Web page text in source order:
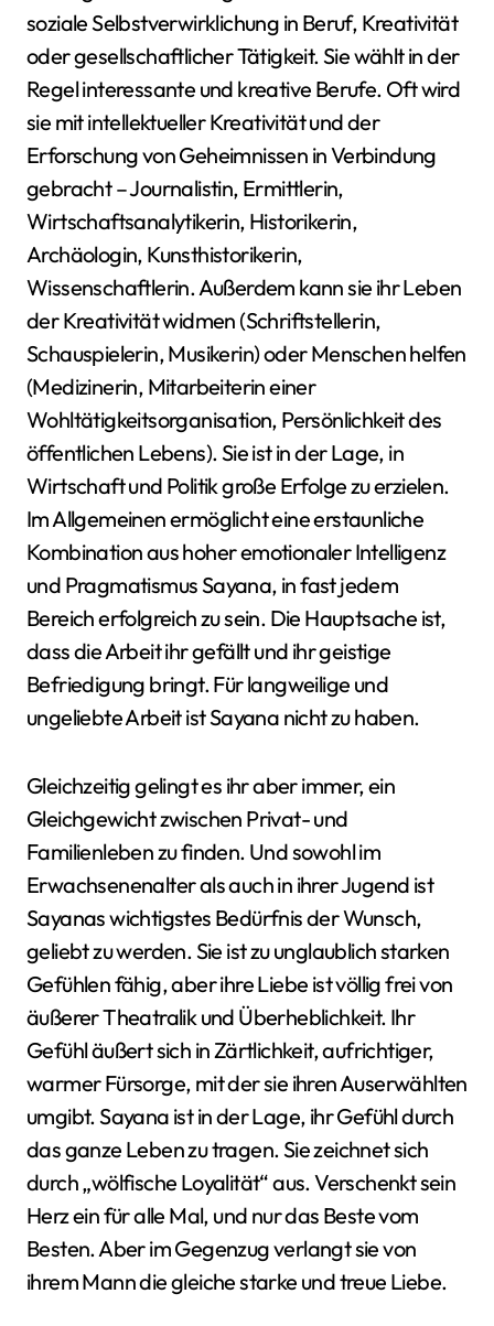
soziale Selbstverwirklichung in Beruf, Kreativität
oder gesellschaftlicher Tätigkeit. Sie wählt in der
Regel interessante und kreative Berufe. Oft wird
sie mit intellektueller Kreativität und der
Erforschung von Geheimnissen in Verbindung
gebracht – Journalistin, Ermittlerin,
Wirtschaftsanalytikerin, Historikerin,
Archäologin, Kunsthistorikerin,
Wissenschaftlerin. Außerdem kann sie ihr Leben
der Kreativität widmen (Schriftstellerin,
Schauspielerin, Musikerin) oder Menschen helfen
(Medizinerin, Mitarbeiterin einer
Wohltätigkeitsorganisation, Persönlichkeit des
öffentlichen Lebens). Sie ist in der Lage, in
Wirtschaft und Politik große Erfolge zu erzielen.
Im Allgemeinen ermöglicht eine erstaunliche
Kombination aus hoher emotionaler Intelligenz
und Pragmatismus Sayana, in fast jedem
Bereich erfolgreich zu sein. Die Hauptsache ist,
dass die Arbeit ihr gefällt und ihr geistige
Befriedigung bringt. Für langweilige und
ungeliebte Arbeit ist Sayana nicht zu haben.
Gleichzeitig gelingt es ihr aber immer, ein
Gleichgewicht zwischen Privat- und
Familienleben zu finden. Und sowohl im
Erwachsenenalter als auch in ihrer Jugend ist
Sayanas wichtigstes Bedürfnis der Wunsch,
geliebt zu werden. Sie ist zu unglaublich starken
Gefühlen fähig, aber ihre Liebe ist völlig frei von
äußerer Theatralik und Überheblichkeit. Ihr
Gefühl äußert sich in Zärtlichkeit, aufrichtiger,
warmer Fürsorge, mit der sie ihren Auserwählten
umgibt. Sayana ist in der Lage, ihr Gefühl durch
das ganze Leben zu tragen. Sie zeichnet sich
durch „wölfische Loyalität“ aus. Verschenkt sein
Herz ein für alle Mal, und nur das Beste vom
Besten. Aber im Gegenzug verlangt sie von
ihrem Mann die gleiche starke und treue Liebe.